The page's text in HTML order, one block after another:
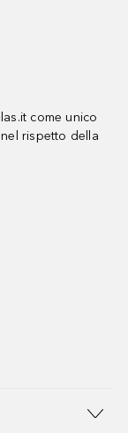
come unico
rispetto della